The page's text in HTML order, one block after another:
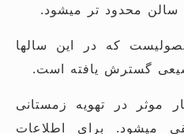
سالن محدود تر میشود.
که در این سالها
گسترش یافته است.
موثر در تهویه زمستانی
میشود. برای اطلاعات